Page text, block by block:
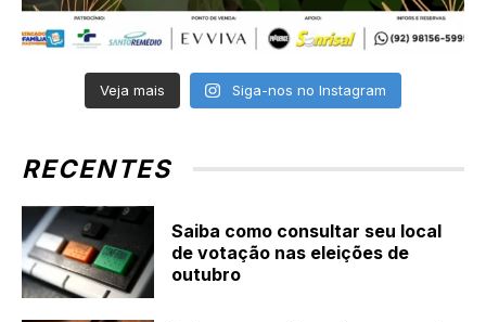
Veja mais Siga-nos no Instagram
RECENTES
Saiba como consultar seu local
de votação nas eleições de
outubro